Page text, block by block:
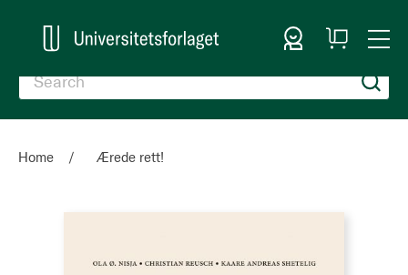
Sign In
My
Cart
Home Ærede rett!